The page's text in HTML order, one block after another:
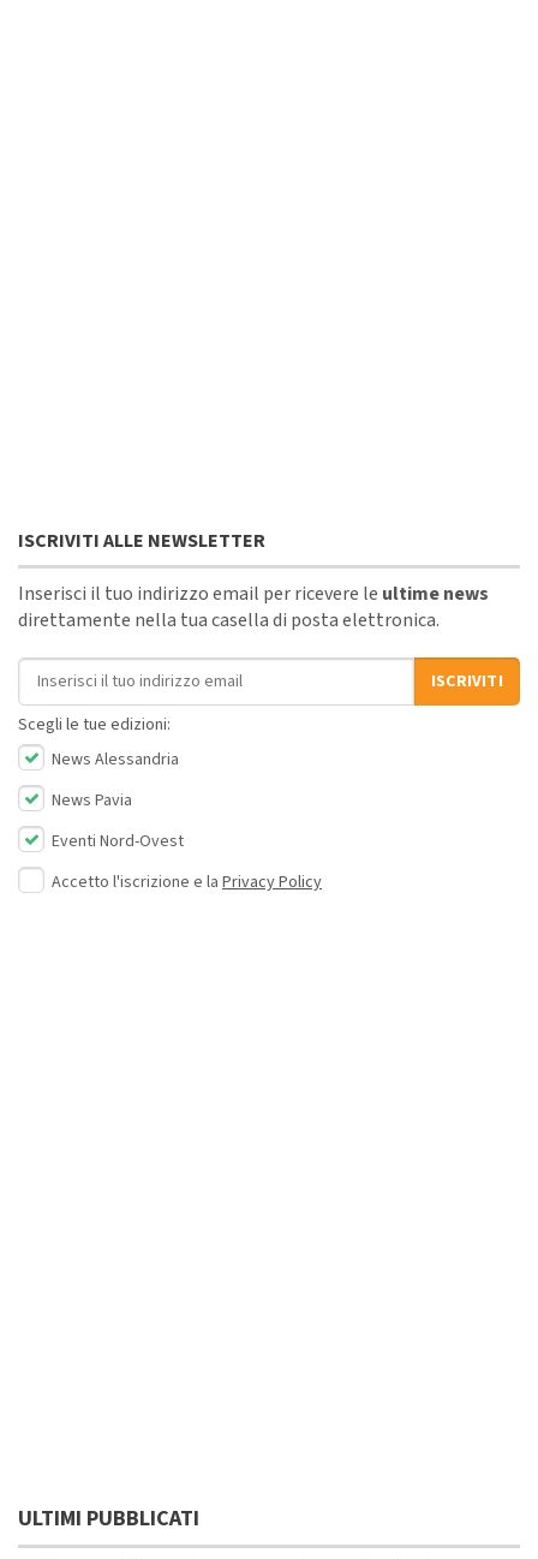
ISCRIVITI ALLE NEWSLETTER
Inserisci il tuo indirizzo email per ricevere le ultime news
direttamente nella tua casella di posta elettronica.
Indirizzo email
ISCRIVITI
Scegli le tue edizioni:
News Alessandria
News Pavia
Eventi Nord-Ovest
Accetto l'iscrizione e la Privacy Policy
ULTIMI PUBBLICATI